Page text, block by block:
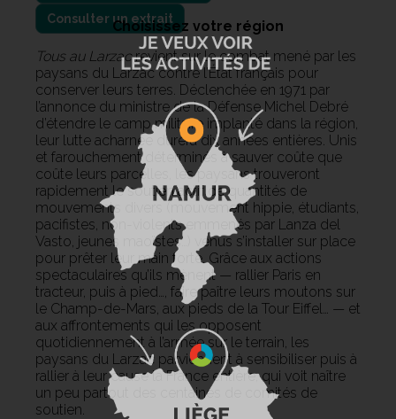
Consulter un extrait
Tous au Larzacrevient sur le combat mené par les
paysans du Larzac contre l’État français pour
conserver leurs terres. Déclenchée en 1971 par
l’annonce du ministre de la Défense Michel Debré
d’étendre le camp militaire implanté dans la région,
leur lutte acharnée durera dix années entières. Unis
et farouchement déterminés à sauver coûte que
coûte leurs parcelles, les paysans trouveront
rapidement le soutien actif de quantités de
mouvements divers (mouvement hippie, étudiants,
pacifistes, non-violents emmenés par Lanza del
Vasto, jeunes maoïstes…) venus s’installer sur place
pour prêter leur main forte. Grâce aux actions
spectaculaires qu’ils mènent — rallier Paris en
tracteur, puis à pied…, faire paître leurs moutons sur
le Champ-de-Mars, aux pieds de la Tour Eiffel… — et
aux affrontements qui les opposent
quotidiennement à l’armée sur le terrain, les
paysans du Larzac parviennent à sensibiliser puis à
rallier à leur cause la France entière, qui voit naître
un peu partout des centaines de comités de
soutien.
Choisissez votre région